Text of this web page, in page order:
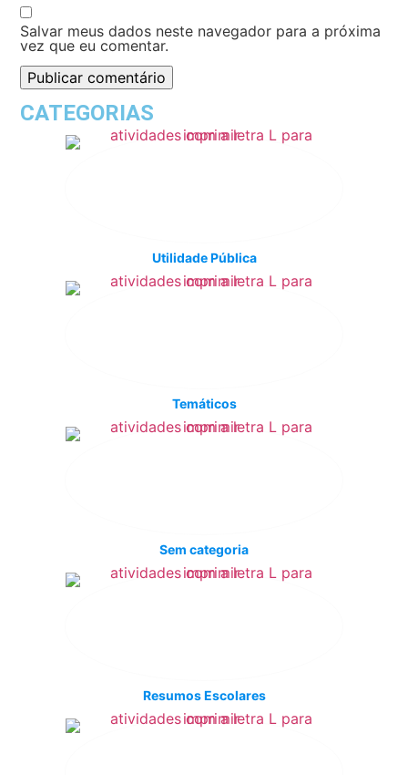
Salvar meus dados neste navegador para a próxima
vez que eu comentar.
CATEGORIAS
Utilidade Pública
Temáticos
Sem categoria
Resumos Escolares